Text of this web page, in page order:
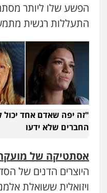
הפשע שלו ליותר
התעללות רגשית
"זה יפה שאדם אחד יכול
החברים שלא ידעו
אסתטיקה של
היוצרים הדנים של
ויזואלית ששואלת